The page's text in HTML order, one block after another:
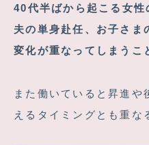
40代半ばから起こる女
夫の単身赴任、お子さま
変化が重なってしまうこ
また働いていると昇進や
えるタイミングとも重な